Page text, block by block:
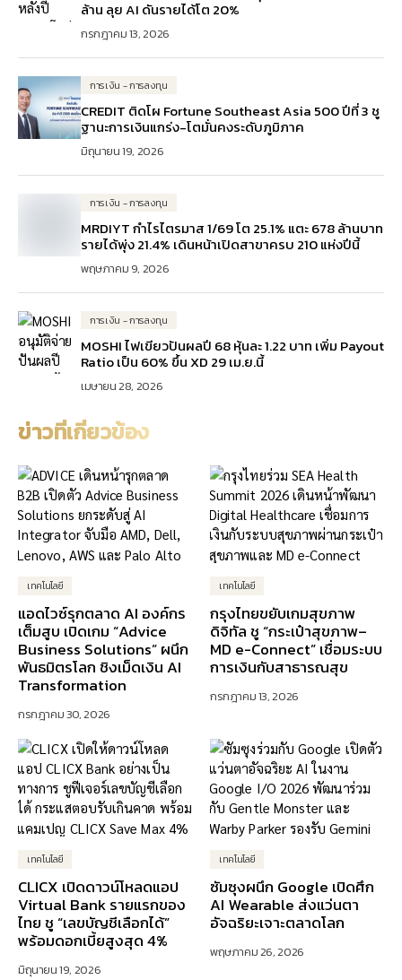
ล้าน ลุย AI ดันรายได้โต 20%
กรกฎาคม 13, 2026
การเงิน - การลงทุน
CREDIT ติดโผ Fortune Southeast Asia 500 ปีที่ 3 ชู
ฐานะการเงินแกร่ง-โตมั่นคงระดับภูมิภาค
มิถุนายน 19, 2026
การเงิน - การลงทุน
MRDIYT กำไรไตรมาส 1/69 โต 25.1% แตะ 678 ล้านบาท
รายได้พุ่ง 21.4% เดินหน้าเปิดสาขาครบ 210 แห่งปีนี้
พฤษภาคม 9, 2026
การเงิน - การลงทุน
MOSHI ไฟเขียวปันผลปี 68 หุ้นละ 1.22 บาท เพิ่ม Payout
Ratio เป็น 60% ขึ้น XD 29 เม.ย.นี้
เมษายน 28, 2026
ข่าวที่เกี่ยวข้อง
เทคโนโลยี
แอดไวซ์รุกตลาด AI องค์กร
เต็มสูบ เปิดเกม “Advice
Business Solutions” ผนึก
พันธมิตรโลก ชิงเม็ดเงิน AI
Transformation
กรกฎาคม 30, 2026
เทคโนโลยี
กรุงไทยขยับเกมสุขภาพ
ดิจิทัล ชู “กระเป๋าสุขภาพ–
MD e-Connect” เชื่อมระบบ
การเงินกับสาธารณสุข
กรกฎาคม 13, 2026
เทคโนโลยี
CLICX เปิดดาวน์โหลดแอป
Virtual Bank รายแรกของ
ไทย ชู “เลขบัญชีเลือกได้”
พร้อมดอกเบี้ยสูงสุด 4%
มิถุนายน 19, 2026
เทคโนโลยี
ซัมซุงผนึก Google เปิดศึก
AI Wearable ส่งแว่นตา
อัจฉริยะเจาะตลาดโลก
พฤษภาคม 26, 2026